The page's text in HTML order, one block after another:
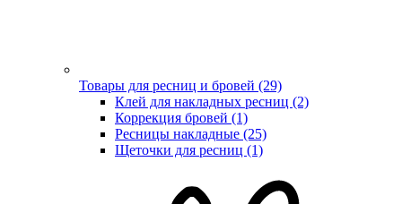
Товары для ресниц и бровей (29)
Клей для накладных ресниц (2)
Коррекция бровей (1)
Ресницы накладные (25)
Щеточки для ресниц (1)